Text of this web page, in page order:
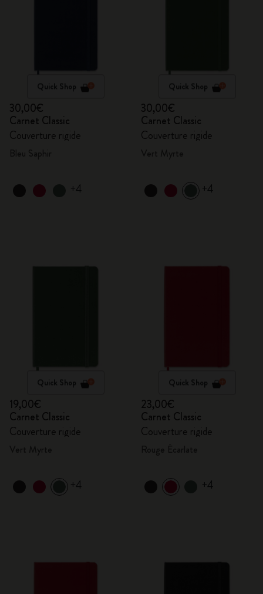
Quick Shop
30,00€
Carnet Classic
Couverture rigide
+4
Quick Shop
30,00€
Carnet Classic
Couverture rigide
+4
Quick Shop
19,00€
Carnet Classic
Couverture rigide
+4
Quick Shop
23,00€
Carnet Classic
Couverture rigide
+4